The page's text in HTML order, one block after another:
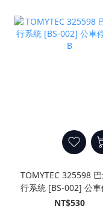
TOMYTEC 325598
行系統 [BS-002] 公車
站B
NT$530